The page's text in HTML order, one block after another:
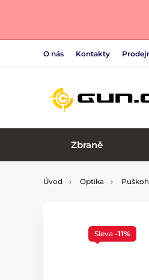
O nás Kontakty
Zbraně
Úvod Optika
Sleva -11%